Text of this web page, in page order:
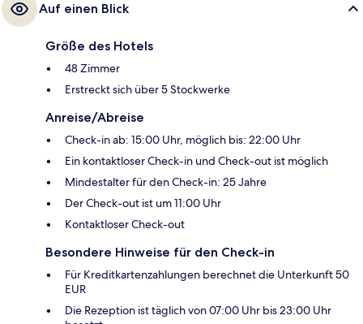
Auf einen Blick
Größe des Hotels
48 Zimmer
Erstreckt sich über 5 Stockwerke
Anreise/Abreise
Check-in ab: 15:00 Uhr, möglich bis: 22:00 Uhr
Ein kontaktloser Check-in und Check-out ist möglich
Mindestalter für den Check-in: 25 Jahre
Der Check-out ist um 11:00 Uhr
Kontaktloser Check-out
Besondere Hinweise für den Check-in
Für Kreditkartenzahlungen berechnet die Unterkunft 50
EUR
Die Rezeption ist täglich von 07:00 Uhr bis 23:00 Uhr